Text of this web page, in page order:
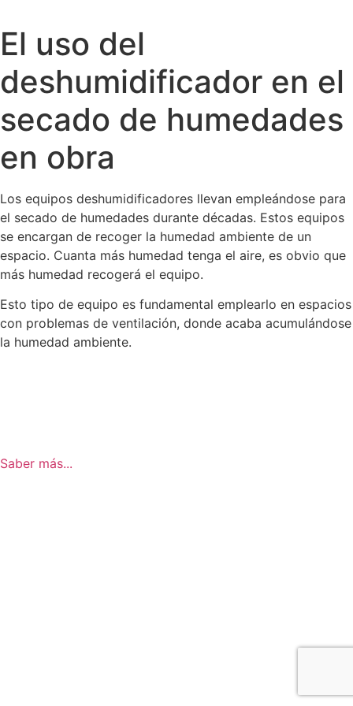
El uso del
deshumidificador en el
secado de humedades
en obra
Los equipos deshumidificadores llevan empleándose para
el secado de humedades durante décadas. Estos equipos
se encargan de recoger la humedad ambiente de un
espacio. Cuanta más humedad tenga el aire, es obvio que
más humedad recogerá el equipo.
Esto tipo de equipo es fundamental emplearlo en espacios
con problemas de ventilación, donde acaba acumulándose
la humedad ambiente.
Saber más...